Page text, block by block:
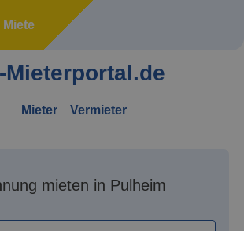
Mieterportal.de
Mieter Vermieter
mieten in Pulheim